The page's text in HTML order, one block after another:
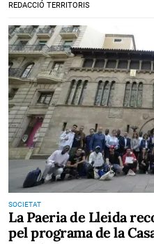
REDACCIÓ TERRITORIS
SOCIETAT
La Paeria de Lleida
pel programa de la